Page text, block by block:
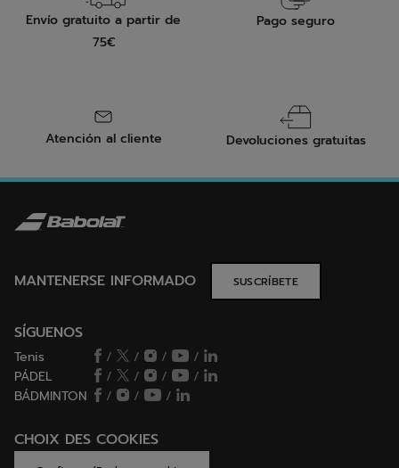
Envío gratuito a partir de
75€
Pago seguro
Atención al cliente Devoluciones gratuitas
MANTENERSE INFORMADO SUSCRÍBETE
SÍGUENOS
Tenis / / /
/
PÁDEL
/ / /
/
BÁDMINTON
/ / /
CHOIX DES COOKIES